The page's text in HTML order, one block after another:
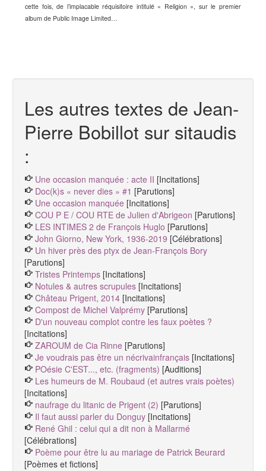
cette fois, de l’implacable réquisitoire intitulé « Religion », sur le premier
album de Public Image Limited…
Les autres textes de Jean-
Pierre Bobillot sur sitaudis
:
Une occasion manquée : acte II [Incitations]
Doc(k)s « never dies » #1 [Parutions]
Une occasion manquée [Incitations]
COU P E / COU RTE de Julien d'Abrigeon [Parutions]
LES INTIMES 2 de François Huglo [Parutions]
John Giorno, New York, 1936-2019 [Célébrations]
Un hiver près des ptyx de Jean-François Bory
[Parutions]
Tristes Printemps [Incitations]
Notules & autres scrupules [Incitations]
Château Prigent, 2014 [Incitations]
Compost de Michel Valprémy [Parutions]
D'un nouveau complot contre les faux poètes ?
[Incitations]
ZAROUM de Cia Rinne [Parutions]
Je voudrais pas être un nécrivainfrançais [Incitations]
POésie C'EST..., etc. (fragments) [Auditions]
Les humeurs de M. Roubaud (et autres vrais poètes)
[Incitations]
naufrage du litanic de Prigent (2) [Parutions]
Il faut aussi parler du Donguy [Incitations]
René Ghil : celui qui a dit non à Mallarmé
[Célébrations]
Poème pour être lu au mariage de Patrick Beurard
[Poèmes et fictions]